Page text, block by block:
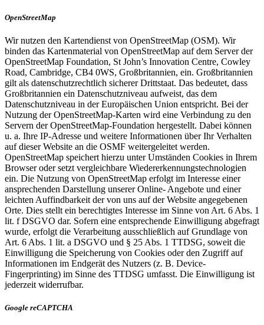
OpenStreetMap
Wir nutzen den Kartendienst von OpenStreetMap (OSM). Wir
binden das Kartenmaterial von OpenStreetMap auf dem Server der
OpenStreetMap Foundation, St John’s Innovation Centre, Cowley
Road, Cambridge, CB4 0WS, Großbritannien, ein. Großbritannien
gilt als datenschutzrechtlich sicherer Drittstaat. Das bedeutet, dass
Großbritannien ein Datenschutzniveau aufweist, das dem
Datenschutzniveau in der Europäischen Union entspricht. Bei der
Nutzung der OpenStreetMap-Karten wird eine Verbindung zu den
Servern der OpenStreetMap-Foundation hergestellt. Dabei können
u. a. Ihre IP-Adresse und weitere Informationen über Ihr Verhalten
auf dieser Website an die OSMF weitergeleitet werden.
OpenStreetMap speichert hierzu unter Umständen Cookies in Ihrem
Browser oder setzt vergleichbare Wiedererkennungstechnologien
ein. Die Nutzung von OpenStreetMap erfolgt im Interesse einer
ansprechenden Darstellung unserer Online- Angebote und einer
leichten Auffindbarkeit der von uns auf der Website angegebenen
Orte. Dies stellt ein berechtigtes Interesse im Sinne von Art. 6 Abs. 1
lit. f DSGVO dar. Sofern eine entsprechende Einwilligung abgefragt
wurde, erfolgt die Verarbeitung ausschließlich auf Grundlage von
Art. 6 Abs. 1 lit. a DSGVO und § 25 Abs. 1 TTDSG, soweit die
Einwilligung die Speicherung von Cookies oder den Zugriff auf
Informationen im Endgerät des Nutzers (z. B. Device-
Fingerprinting) im Sinne des TTDSG umfasst. Die Einwilligung ist
jederzeit widerrufbar.
Google reCAPTCHA